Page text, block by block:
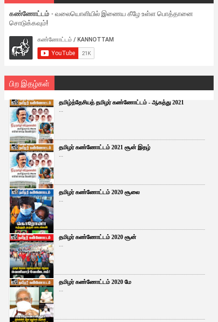
கண்ணோட்டம் - வலையொளியில் இணைய கீழே உள்ள பொத்தானை
சொடுக்கவும்!
பிற இதழ்கள்
தமிழ்த்தேசியத் தமிழர் கண்ணோட்டம் - ஆகத்து 2021
...
தமிழர் கண்ணோட்டம் 2021 சூன் இதழ்
...
தமிழர் கண்ணோட்டம் 2020 சூலை
...
தமிழர் கண்ணோட்டம் 2020 சூன்
...
தமிழர் கண்ணோட்டம் 2020 மே
...